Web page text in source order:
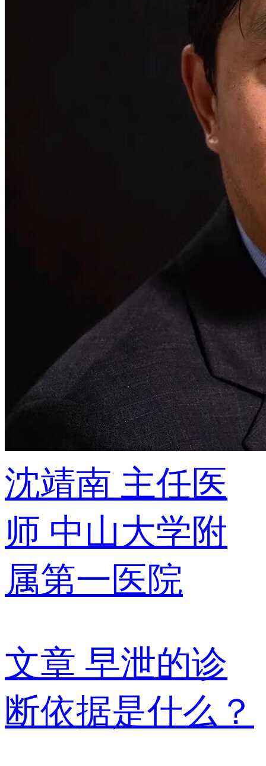
沈靖南 主任医
师 中山大学附
属第一医院
文章 早泄的诊
断依据是什么？